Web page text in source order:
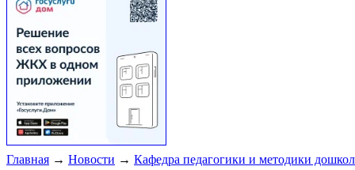
Главная → Новости → Кафедра педагогики и методики